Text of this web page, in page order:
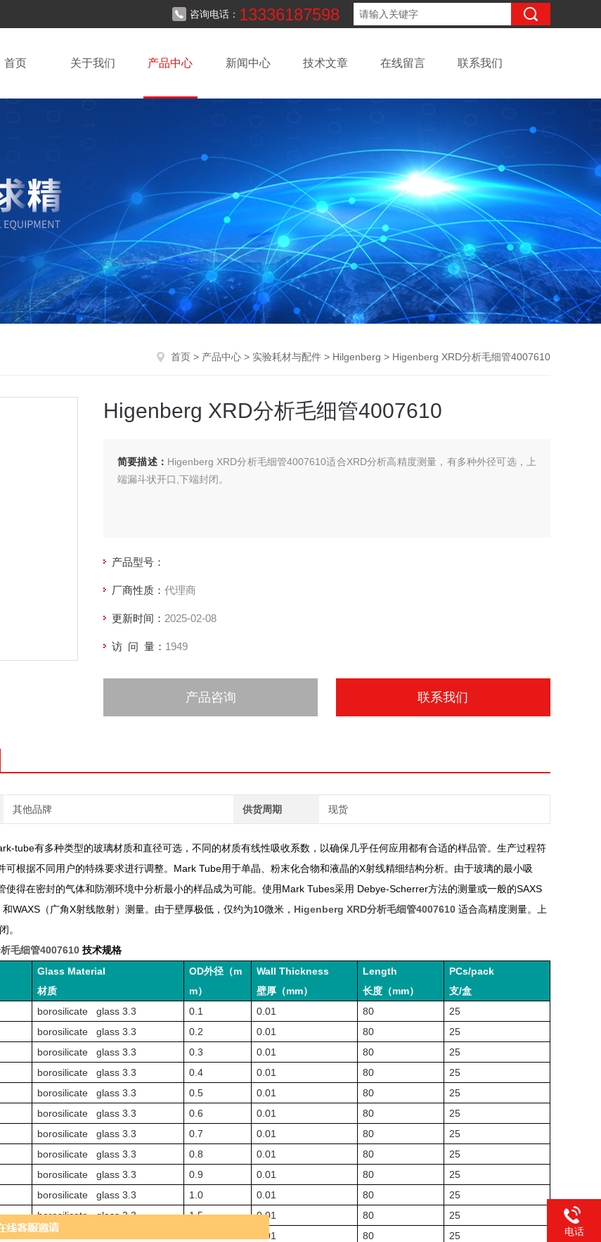
咨询电话： 13336187598
首页 关于我们 产品中心 新闻中心 技术文章 在线留言 联系我们
首页 > 产品中心 > 实验耗材与配件 > Hilgenberg > Higenberg XRD分析毛细管4007610
Higenberg XRD分析毛细管4007610
简要描述： Higenberg XRD分析毛细管4007610适合XRD分析高精度测量，有多种外径可选，上
端漏斗状开口,下端封闭。
产品型号：
厂商性质： 代理商
更新时间： 2025-02-08
访 问 量： 1949
产品咨询 联系我们
其他品牌 供货周期 现货
tube有多种类型的玻璃材质和直径可选，不同的材质有线性吸收系数，以确保几乎任何应用都有合适的样品管。生产过程符
可根据不同用户的特殊要求进行调整。 Mark Tube用于单晶、粉末化合物和液晶的X射线精细结构分析。由于玻璃的最小吸
使得在密封的气体和防潮环境中分析最小的样品成为可能。使用 Mark Tubes采用 Debye-Scherrer方法的测量或一般的SAXS
WAXS （广角X射线散射）测量。由于壁厚极低，仅约为10微米， Higenberg XRD分析毛细管4007610 适合高精度测量。上
。
毛细管4007610 技术规格
Glass Material
材质
OD外径 （m
m）
Wall Thickness
壁厚（mm）
Length
长度（mm）
PCs/pack
支/盒
borosilicate glass 3.3 0.1 0.01 80
25
borosilicate glass 3.3 0.2 0.01 80
25
borosilicate glass 3.3 0.3 0.01 80
25
borosilicate glass 3.3 0.4 0.01 80
25
borosilicate glass 3.3 0.5 0.01 80
25
borosilicate glass 3.3 0.6 0.01 80
25
borosilicate glass 3.3 0.7 0.01 80
25
borosilicate glass 3.3 0.8 0.01 80
25
borosilicate glass 3.3 0.9 0.01 80
25
borosilicate glass 3.3 1.0 0.01 80
25
borosilicate glass 3.3 1.5 0.01 80
25
borosilicate glass 3.3 0.01 80
25
电话